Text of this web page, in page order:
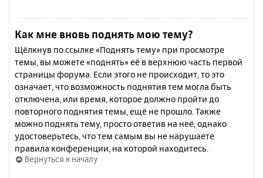
Как мне вновь поднять мою тему?
Щёлкнув по ссылке «Поднять тему» при просмотре
темы, вы можете «поднять» её в верхнюю часть первой
страницы форума. Если этого не происходит, то это
означает, что возможность поднятия тем могла быть
отключена, или время, которое должно пройти до
повторного поднятия темы, ещё не прошло. Также
можно поднять тему, просто ответив на неё, однако
удостоверьтесь, что тем самым вы не нарушаете
правила конференции, на которой находитесь.
Вернуться к началу